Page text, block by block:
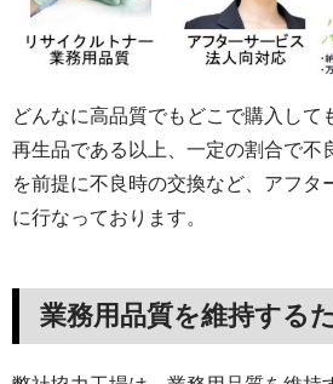
どんなに高品質でもどこで購入して
再生品である以上、一定の割合で不
を前提に不良時の交換など、アフタ
に行なっております。
業務用品質を維持する